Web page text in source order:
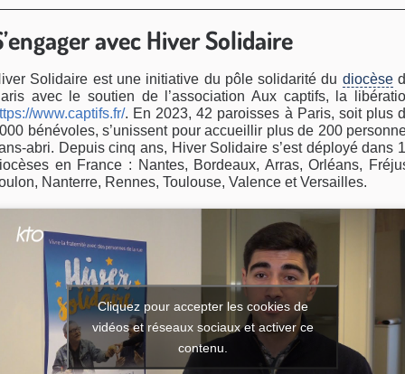
avec Hiver Solidaire
Solidaire est une initiative du pôle solidarité du diocèse
avec le soutien de l’association Aux captifs, la
www.captifs.fr/. En 2023, 42 paroisses à Paris, soit plus
bénévoles, s’unissent pour accueillir plus de 200
abri. Depuis cinq ans, Hiver Solidaire s’est déployé dans
en France : Nantes, Bordeaux, Arras, Orléans,
Nanterre, Rennes, Toulouse, Valence et Versailles.
Cliquez pour accepter les cookies de
vidéos et réseaux sociaux et activer ce
contenu.